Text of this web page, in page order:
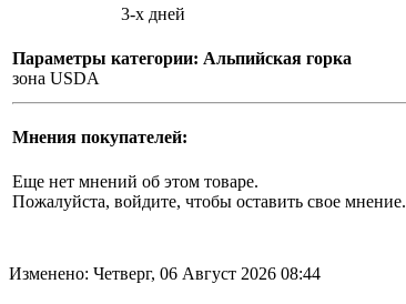
3-х дней
Параметры категории: Альпийская горка
зона USDA
Мнения покупателей:
Еще нет мнений об этом товаре.
Пожалуйста, войдите, чтобы оставить свое мнение.
Изменено: Четверг, 06 Август 2026 08:44